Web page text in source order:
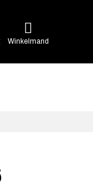
Winkelmand